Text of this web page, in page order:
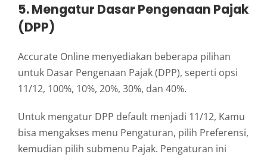
5. Mengatur Dasar Pengenaan Pajak
(DPP)
Accurate Online menyediakan beberapa pilihan
untuk Dasar Pengenaan Pajak (DPP), seperti opsi
11/12, 100%, 10%, 20%, 30%, dan 40%.
Untuk mengatur DPP default menjadi 11/12, Kamu
bisa mengakses menu Pengaturan, pilih Preferensi,
kemudian pilih submenu Pajak. Pengaturan ini